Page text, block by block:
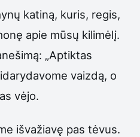
katiną, kuris, regis,
apie mūsų kilimėlį.
„Aptiktas
vaizdą, o
vėjo.
išvažiavę pas tėvus.